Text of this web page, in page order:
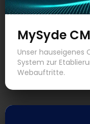
MySyde
Unser
System zur
Webauftritte.